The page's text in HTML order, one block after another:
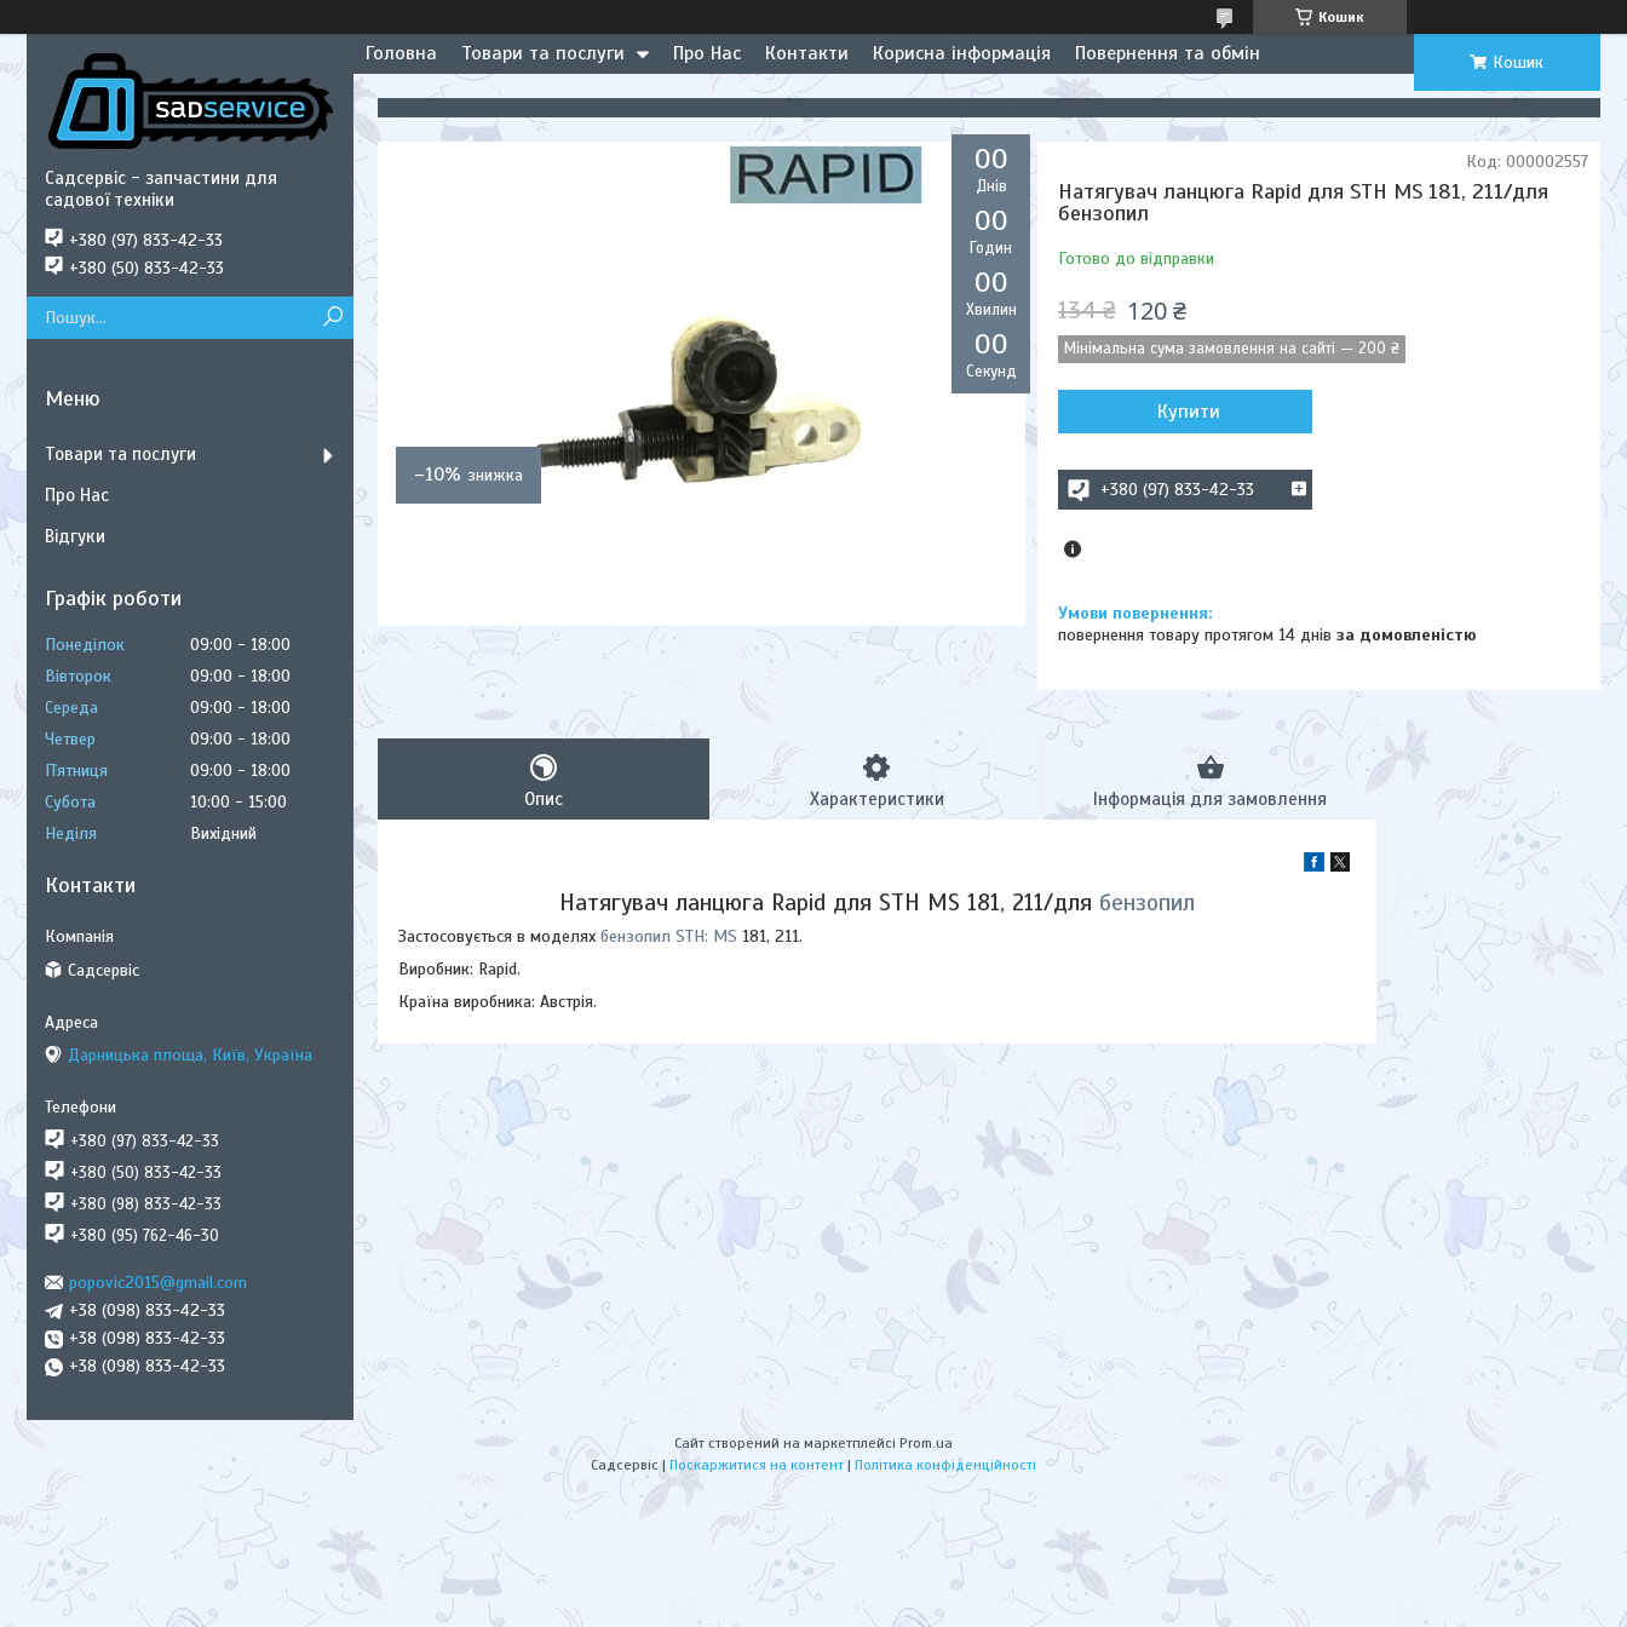
Кошик
Головна Товари та послуги Про Нас Контакти Корисна інформація Повернення та обмін Кошик
00
Днів
00
Годин
00
Хвилин
00
Секунд
–10%
Натягувач ланцюга Rapid для STH MS 181, 211/для
бензопил
Готово до відправки
Код: 000002557
134 ₴ 120 ₴
Мінімальна сума замовлення на сайті — 200 ₴
Купити
+380 (97) 833-42-33
повернення товару протягом 14 днівза домовленістю
Опис Характеристики Інформація для замовлення
Натягувач ланцюга Rapid для STH MS 181, 211/для бензопил
Застосовується в моделях бензопил STH: MS 181, 211.
Виробник: Rapid.
Країна виробника: Австрія.
Садсервіс - запчастини для
садової техніки
+380 (97) 833-42-33
+380 (50) 833-42-33
Товари та послуги
Про Нас
Відгуки
Графік роботи
Понеділок 09:00
18:00
Вівторок
09:00
18:00
Середа
09:00
18:00
Четвер
09:00
18:00
Пʼятниця
09:00
18:00
Субота
10:00
15:00
Неділя
Вихідний
Контакти
Садсервіс
Дарницька площа, Київ, Україна
+380 (97) 833-42-33
+380 (50) 833-42-33
+380 (98) 833-42-33
+380 (95) 762-46-30
popovic2015@gmail.com
+38 (098) 833-42-33
+38 (098) 833-42-33
+38 (098) 833-42-33
Сайт створений на маркетплейсі Prom.ua
Садсервіс | Поскаржитися на контент | Політика конфіденційності